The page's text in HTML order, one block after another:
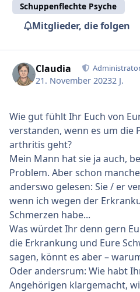
Schuppenflechte Psyche
Mitglieder, die folgen
Claudia
21. November 20232 J.
Wie gut fühlt Ihr Euch von
verstanden, wenn es um die
arthritis geht?
Mein Mann hat sie ja auch,
Problem. Aber schon
anderswo gelesen: Sie / er
wenn ich wegen der
Schmerzen habe...
Was würdet Ihr denn gern
die Erkrankung und Eure
sagen, könnt es aber –
Oder andersrum: Wie habt
Angehörigen klargemacht,